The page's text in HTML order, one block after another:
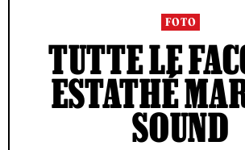
FOTO
TUTTE LE
ESTATHÉ
SOUND